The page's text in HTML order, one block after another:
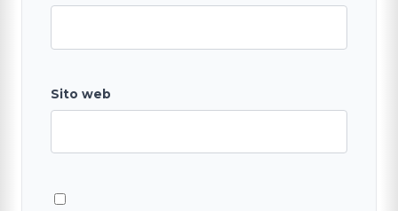
Sito web